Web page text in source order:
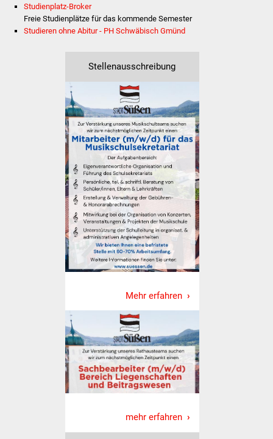
Kinder- und
Familienzentrum
Stadtwerke
NETZMonitor
Gesundheit und Notfall
Ärzte und Apotheken
Pflege von Angehörigen
Hitzewarnung / UV-
Index
Abfall und Entsorgung
Kultur & Freizeit
Veranstaltungen
Stadtfest
Studienplatz-Broker
Freie Studienplätze für das kommende Semester
Studieren ohne Abitur - PH Schwäbisch Gmünd
Stellenausschreibung
Mehr erfahren
mehr erfahren